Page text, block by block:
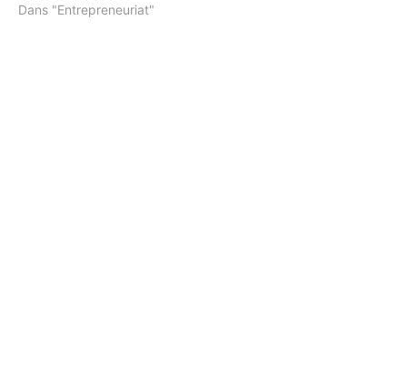
Dans "Entrepreneuriat"